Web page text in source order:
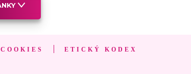
COOKIES ETICKÝ KODEX